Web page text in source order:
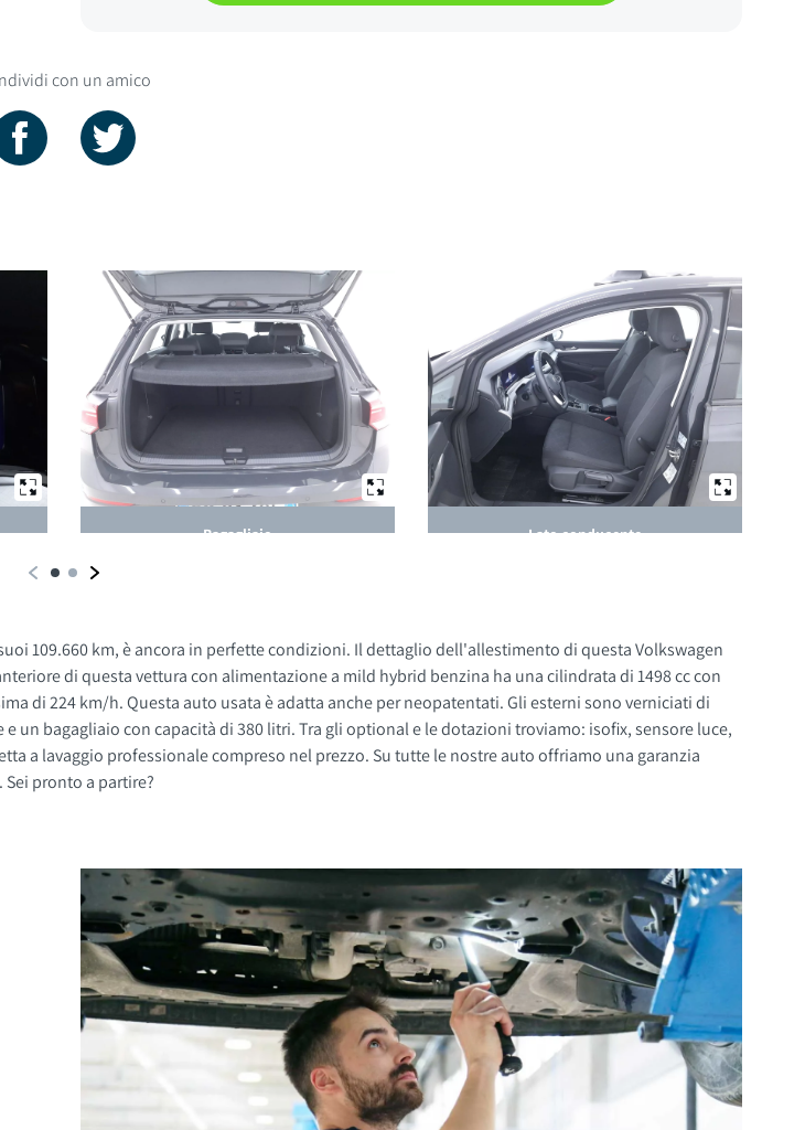
con un amico
Bagagliaio Lato conducente
109.660 km, è ancora in perfette condizioni. Il dettaglio dell'allestimento di questa Volkswagen
di questa vettura con alimentazione a mild hybrid benzina ha una cilindrata di 1498 cc con
auto usata è adatta anche per neopatentati. Gli esterni sono verniciati di
pronto a partire?